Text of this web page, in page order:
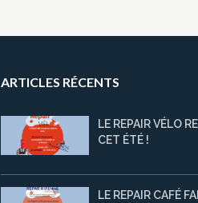
ARTICLES RÉCENTS
LE REPAIR VÉLO
CET ÉTÉ !
LE REPAIR CAFÉ